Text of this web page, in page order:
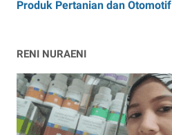
Produk Pertanian dan Otomotif
RENI NURAENI